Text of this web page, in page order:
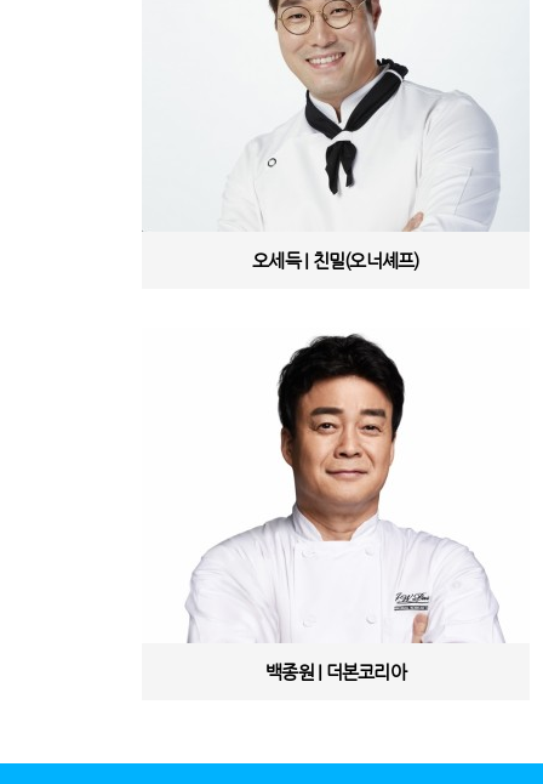
오세득 | 친밀(오너셰프)
백종원 | 더본코리아